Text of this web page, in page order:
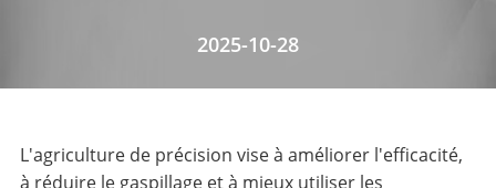
2025-10-28
L'agriculture de précision vise à améliorer l'efficacité,
à réduire le gaspillage et à mieux utiliser les